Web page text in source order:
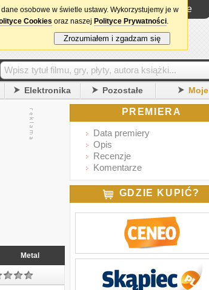
Logowanie
Elektronika Pozostałe Moje
Metal
PREMIERA
Data premiery
Opis
Recenzje
Komentarze
GDZIE KUPIĆ?
osobowe w świetle ustawy. Wykorzystujemy je w
Cookies oraz naszej Polityce Prywatności.
Zrozumiałem i zgadzam się